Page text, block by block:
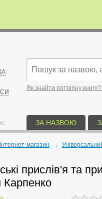
Як знайти потрібну книгу?
ЗА НАЗВОЮ
магазин →
прислів'я та